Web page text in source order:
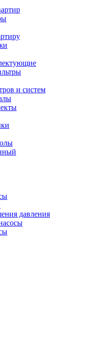
и систем
давления